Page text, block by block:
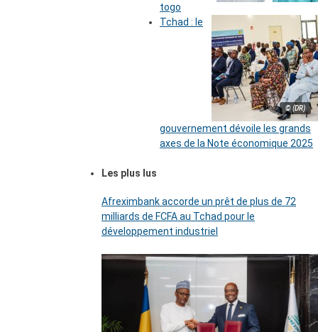
togo
© (DR)
Tchad : le
gouvernement dévoile les grands
axes de la Note économique 2025
Les plus lus
Afreximbank accorde un prêt de plus de 72
milliards de FCFA au Tchad pour le
développement industriel